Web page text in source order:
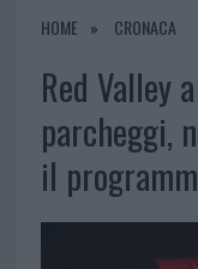
HOME CRONACA
Red Valley
parcheggi,
il